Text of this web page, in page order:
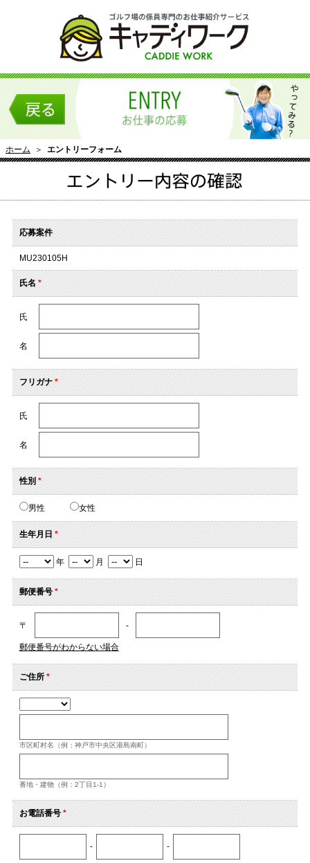
ホーム ＞ エントリーフォーム
応募案件
MU230105H
氏名 *
氏
名
フリガナ*
氏
名
性別 *
男性 女性
生年月日 *
年 月 日
郵便番号*
〒 -
郵便番号がわからない場合
ご住所*
市区町村名（例：神戸市中央区港島南町）
番地・建物（例：2丁目1-1）
お電話番号*
- -